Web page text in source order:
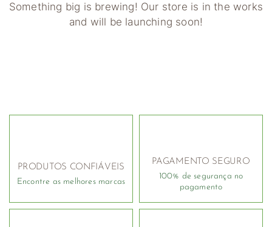
Something big is brewing! Our store is in the works
and will be launching soon!
PRODUTOS CONFIÁVEIS
Encontre as melhores marcas
PAGAMENTO SEGURO
100% de segurança no
pagamento